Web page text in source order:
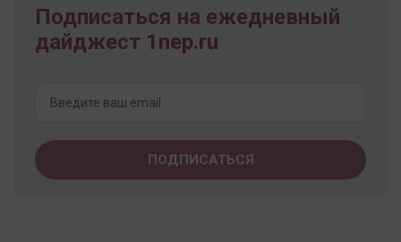
Подписаться на ежедневный
дайджест 1nep.ru